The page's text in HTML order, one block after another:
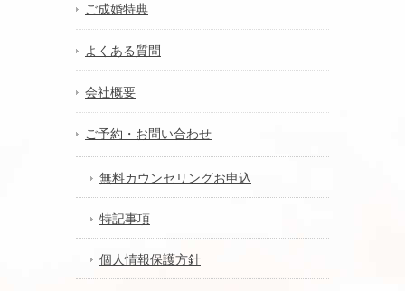
ご成婚特典
よくある質問
会社概要
ご予約・お問い合わせ
無料カウンセリングお申込
特記事項
個人情報保護方針